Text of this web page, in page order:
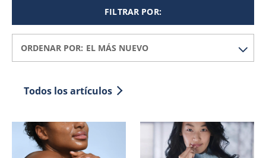
FILTRAR POR:
ORDENAR POR:
Todos los artículos